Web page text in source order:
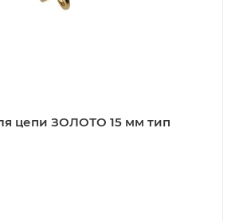
цепи ЗОЛОТО 15 мм тип